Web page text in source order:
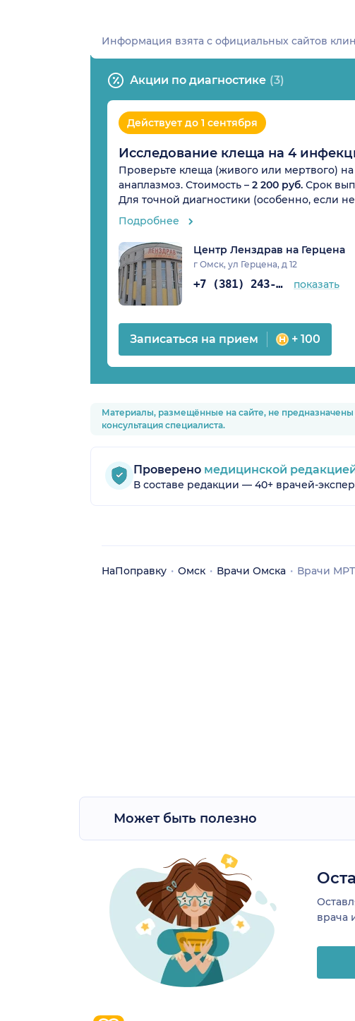
Акции по диагностике (3)
Действует до 1 сентября
Исследование клеща на 4
Проверьте клеща (живого или мертвого)
анаплазмоз. Стоимость – 2 200 руб. Срок
Для точной диагностики (особенно, если
Подробнее
Центр Ленздрав на Герцена
г Омск, ул Герцена, д 12
+7 (381) 243-28-31 показать
Записаться на прием + 100
Информация взята c официальных сайтов
Материалы, размещённые на сайте, не
консультация специалиста.
Проверено медицинской
В составе редакции — 40+ врачей-
НаПоправку Омск Врачи Омска Врачи
Может быть полезно
врача